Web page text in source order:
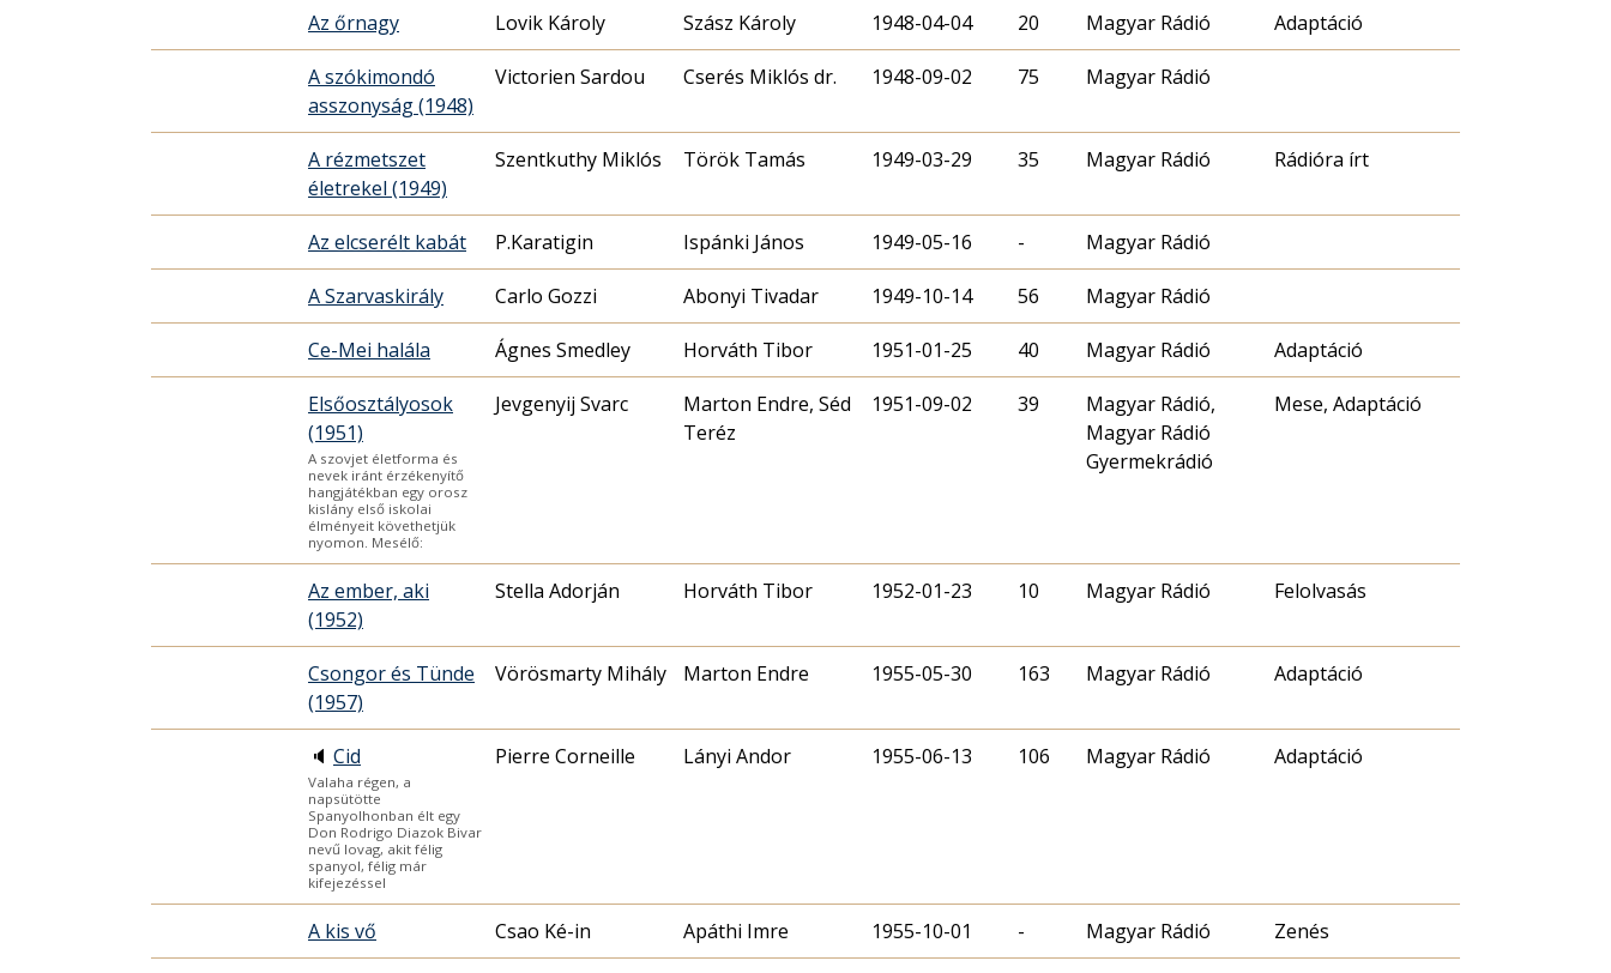
Az őrnagy Lovik Károly Szász Károly 1948-04-04 20 Magyar Rádió Adaptáció
A szókimondó
asszonyság (1948)
Victorien Sardou Cserés Miklós dr. 1948-09-02 75 Magyar Rádió
A rézmetszet
életrekel (1949)
Szentkuthy Miklós Török Tamás 1949-03-29 35 Magyar Rádió Rádióra írt
Az elcserélt kabát P.Karatigin Ispánki János 1949-05-16 - Magyar Rádió
A Szarvaskirály Carlo Gozzi Abonyi Tivadar 1949-10-14 56 Magyar Rádió
Ce-Mei halála Ágnes Smedley 1951-01-25 40 Magyar Rádió Adaptáció
Elsőosztályosok
(1951)
A szovjet életforma és
nevek iránt érzékenyítő
hangjátékban egy orosz
kislány első iskolai
élményeit követhetjük
nyomon. Mesélő:
Jevgenyij Svarc
Marton Endre, Séd
Teréz
1951-09-02 39
Magyar Rádió,
Magyar Rádió
Gyermekrádió
Mese, Adaptáció
Az ember, aki
(1952)
Stella Adorján 1952-01-23 10 Magyar Rádió Felolvasás
Csongor és Tünde
(1957)
Vörösmarty Mihály Marton Endre 1955-05-30 163 Magyar Rádió Adaptáció
🔈 Cid
Valaha régen, a
napsütötte
Spanyolhonban élt egy
Don Rodrigo Diazok Bivar
nevű lovag, akit félig
spanyol, félig már
kifejezéssel
Pierre Corneille Lányi Andor 1955-06-13 106 Magyar Rádió Adaptáció
A kis vő Csao Ké-in Apáthi Imre 1955-10-01 - Magyar Rádió Zenés